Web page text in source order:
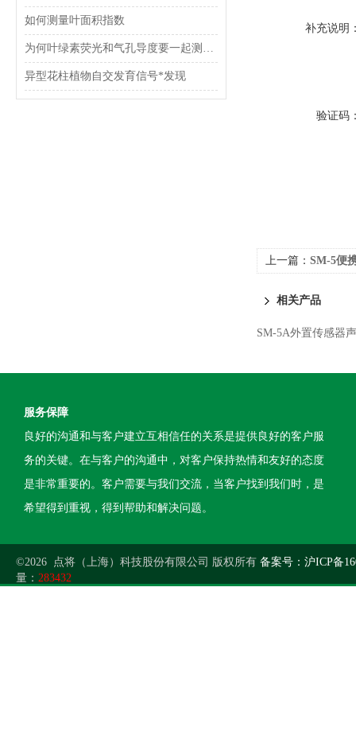
如何测量叶面积指数
为何叶绿素荧光和气孔导度要一起测量？
异型花柱植物自交发育信号*发现
补充说明
验证码
上一篇： SM-5便
相关产品
SM-5A外置传感器
服务保障
良好的沟通和与客户建立互相信任的关系是提供良好的客户服
务的关键。在与客户的沟通中，对客户保持热情和友好的态度
是非常重要的。客户需要与我们交流，当客户找到我们时，是
希望得到重视，得到帮助和解决问题。
©2026 点将（上海）科技股份有限公司 版权所有 备案号：沪ICP备
量： 283432